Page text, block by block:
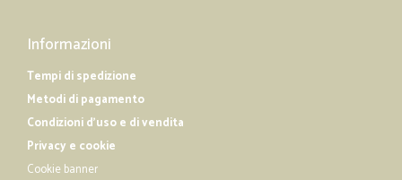
Informazioni
Tempi di spedizione
Metodi di pagamento
Condizioni d'uso e di vendita
Privacy e cookie
Cookie banner